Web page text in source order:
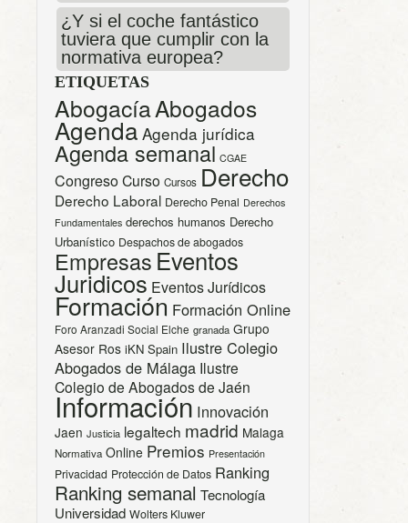
¿Y si el coche fantástico
tuviera que cumplir con la
normativa europea?
ETIQUETAS
AbogacíaAbogados
Agenda Agenda jurídica
Agenda semanal CGAE
CongresoCurso Cursos Derecho
Derecho Laboral Derecho Penal Derechos
Fundamentales derechos humanos Derecho
Urbanístico Despachos de abogados
Empresas Eventos
Juridicos Eventos Jurídicos
Formación Formación Online
Foro Aranzadi Social Elche granada Grupo
Asesor Ros iKN Spain Ilustre Colegio
Abogados de Málaga Ilustre
Colegio de Abogados de Jaén
Información Innovación
Jaen Justicia legaltech madrid Malaga
Normativa Online Premios Presentación
Privacidad Protección de Datos Ranking
Ranking semanal Tecnología
Universidad Wolters Kluwer